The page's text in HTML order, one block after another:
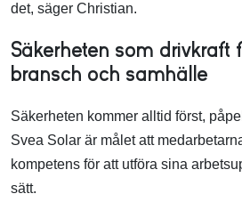
det, säger Christian.
Säkerheten som drivkraft
bransch och samhälle
Säkerheten kommer alltid först,
Svea Solar är målet att
kompetens för att utföra sina
sätt.